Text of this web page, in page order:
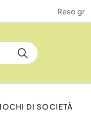
DI SOCIETÀ